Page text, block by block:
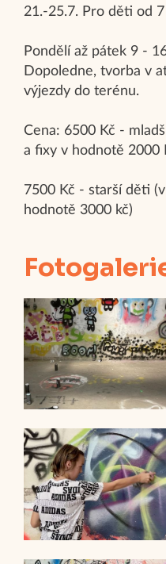
21.-25.7. Pro děti od
Pondělí až pátek 9 -
Dopoledne, tvorba v
výjezdy do terénu.
Cena: 6500 Kč -
a fixy v hodnotě 2000
7500 Kč - starší děti
hodnotě 3000 kč)